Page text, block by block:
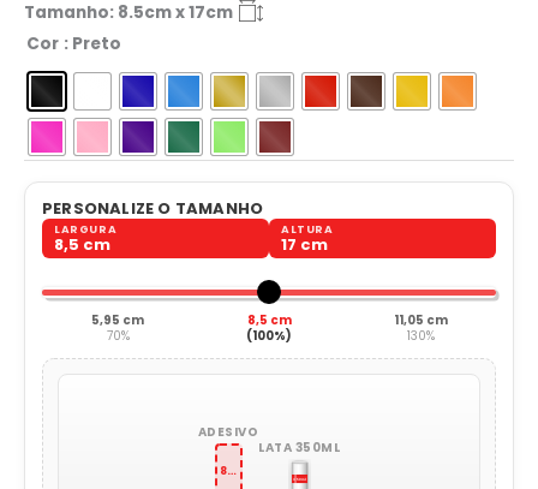
Tamanho: 8.5cm x 17cm
Cor : Preto
PERSONALIZE O TAMANHO
LARGURA
8,5 cm
ALTURA
17 cm
5,95 cm
70%
8,5 cm
(100%)
11,05 cm
130%
ADESIVO
8,5 x 17 cm
LATA 350ML